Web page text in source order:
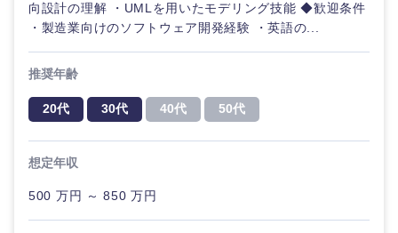
向設計の理解 ・UMLを用いたモデリング技能 ◆歓迎条件
・製造業向けのソフトウェア開発経験 ・英語の...
推奨年齢
20代 30代 40代 50代
想定年収
500 万円 ～ 850 万円